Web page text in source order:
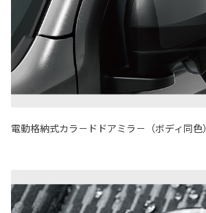
電動格納式カラ－ドドアミラ－（ボディ同色）